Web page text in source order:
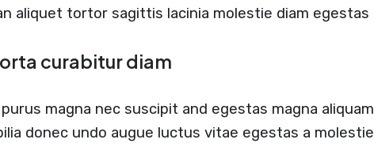
aliquet tortor sagittis lacinia molestie diam egestas
curabitur diam
magna nec suscipit and egestas magna aliquam
donec undo augue luctus vitae egestas a molestie